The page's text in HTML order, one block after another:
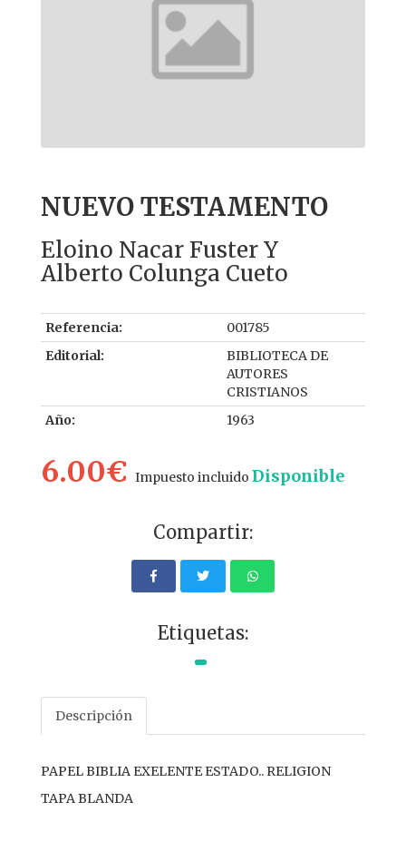
NUEVO TESTAMENTO
Eloino Nacar Fuster Y
Alberto Colunga Cueto
Referencia:
001785
Editorial:
BIBLIOTECA DE
AUTORES
CRISTIANOS
Año:
1963
6.00€ Impuesto incluido Disponible
Compartir:
Etiquetas:
Descripción
PAPEL BIBLIA EXELENTE ESTADO.. RELIGION
TAPA BLANDA